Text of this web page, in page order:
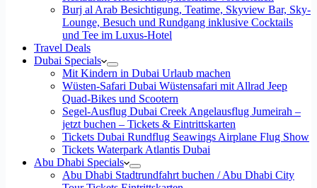
Burj al Arab Besichtigung, Teatime, Skyview Bar, Sky-
Lounge, Besuch und Rundgang inklusive Cocktails
und Tee im Luxus-Hotel
Travel Deals
Dubai Specials
Mit Kindern in Dubai Urlaub machen
Wüsten-Safari Dubai Wüstensafari mit Allrad Jeep
Quad-Bikes und Scootern
Segel-Ausflug Dubai Creek Angelausflug Jumeirah –
jetzt buchen – Tickets & Eintrittskarten
Tickets Dubai Rundflug Seawings Airplane Flug Show
Tickets Waterpark Atlantis Dubai
Abu Dhabi Specials
Abu Dhabi Stadtrundfahrt buchen / Abu Dhabi City